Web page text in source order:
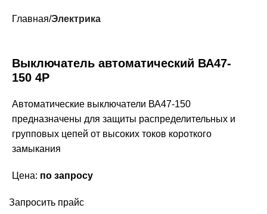
Главная Электрика
Выключатель автоматический ВА47-
150 4Р
Автоматические выключатели ВА47-150
предназначены для защиты распределительных и
групповых цепей от высоких токов короткого
замыкания
Цена: по запросу
Запросить прайс